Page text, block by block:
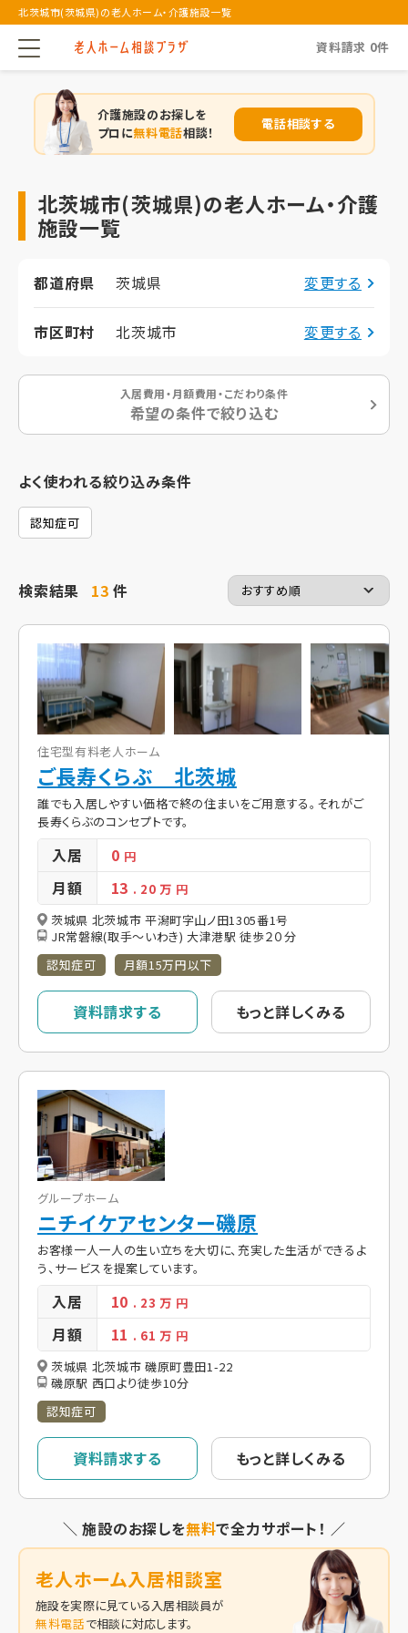
北茨城市(茨城県)の老人ホーム・介護施設一覧
資料請求 0件
介護施設のお探しを
プロに無料電話相談！
電話相談する
北茨城市(茨城県)の老人ホーム・介護
施設一覧
都道府県 茨城県 変更する
市区町村 北茨城市 変更する
入居費用・月額費用・こだわり条件
希望の条件で絞り込む
よく使われる絞り込み条件
認知症可
検索結果 13件
住宅型有料老人ホーム
ご長寿くらぶ 北茨城
誰でも入居しやすい価格で終の住まいをご用意する。それがご
長寿くらぶのコンセプトです。
入居 0 円
月額 13 . 20万 円
茨城県 北茨城市 平潟町字山ノ田1305番1号
JR常磐線(取手～いわき) 大津港駅 徒歩２０分
認知症可
月額15万円以下
資料請求する もっと詳しくみる
グループホーム
ニチイケアセンター磯原
お客様一人一人の生い立ちを大切に、充実した生活ができるよ
う、サービスを提案しています。
入居 10 . 23万 円
月額 11 . 61万 円
茨城県 北茨城市 磯原町豊田1-22
磯原駅 西口より徒歩10分
認知症可
資料請求する もっと詳しくみる
＼ 施設のお探しを無料で全力サポート！ ／
老人ホーム入居相談室
施設を実際に見ている入居相談員が
無料電話で相談に対応します。